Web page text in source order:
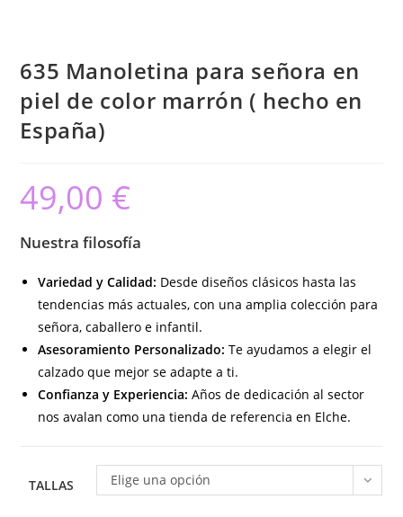
635 Manoletina para señora en
piel de color marrón ( hecho en
España)
49,00 €
Nuestra filosofía
Variedad y Calidad: Desde diseños clásicos hasta las
tendencias más actuales, con una amplia colección para
señora, caballero e infantil.
Asesoramiento Personalizado: Te ayudamos a elegir el
calzado que mejor se adapte a ti.
Confianza y Experiencia: Años de dedicación al sector
nos avalan como una tienda de referencia en Elche.
TALLAS Elige una opción